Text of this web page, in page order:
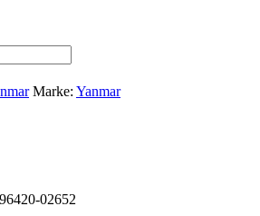
Marke: Yanmar
02652